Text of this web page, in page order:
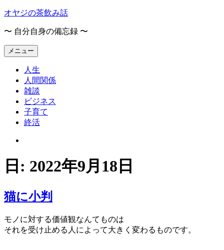
コ
テ
ン
ツ
オヤジの茶飲み話
〜 自分自身の備忘録 〜
メニュー
人生
人間関係
雑談
ビジネス
子育て
終活
ジ
の
飲
み
話
日: 2022年9月18日
猫に小判
モノに対する価値観なんてものは
それを受け止める人によって大きく変わるものです。